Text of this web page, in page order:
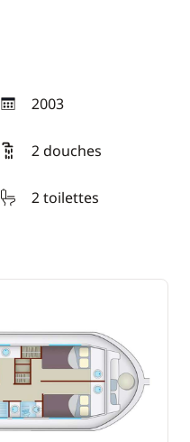
2003
année
2 douches
2 toilettes